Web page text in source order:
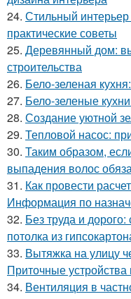
24. Стильный
практические советы
25. Деревянный дом:
строительства
26. Бело-зеленая
27. Бело-зеленые
28. Создание уютной
29. Тепловой насос:
30. Таким образом,
выпадения волос
31. Как провести
Информация по
32. Без труда и
потолка из
33. Вытяжка на улицу
Приточные
34. Вентиляция в